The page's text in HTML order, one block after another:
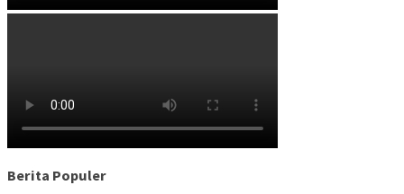
Berita Populer